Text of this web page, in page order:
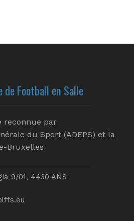
de Football en Salle
reconnue par
du Sport (ADEPS) et la
Bruxelles
9/01, 4430 ANS